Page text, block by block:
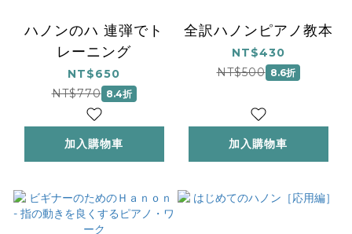
ハノンのハ 連弾でト
レーニング
NT$650
NT$770 8.4折
加入購物車
全訳ハノンピアノ教本
NT$430
NT$500 8.6折
加入購物車